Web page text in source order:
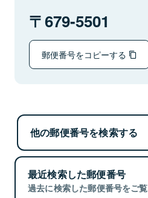
679-5501
郵便番号をコピーする
他の郵便番号を検索する
最近検索した郵便番号
過去に検索した郵便番号をご覧